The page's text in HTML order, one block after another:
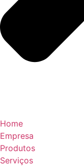
Home
Empresa
Produtos
Serviços